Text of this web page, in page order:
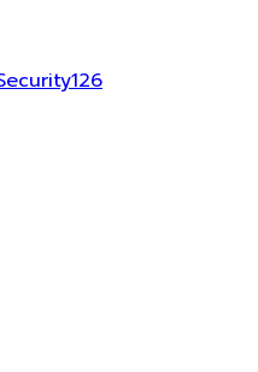
126